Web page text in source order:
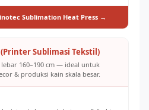
Sublimation Heat Press →
Sublimasi Tekstil)
160–190 cm — ideal untuk
& produksi kain skala besar.